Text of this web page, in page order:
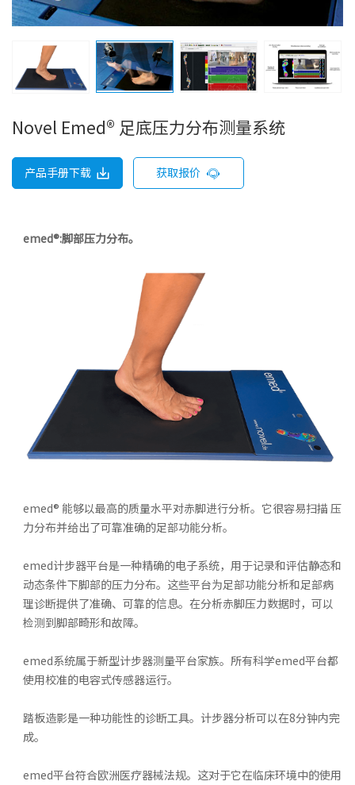
Novel Emed® 足底压力分布测量系统
产品手册下载 获取报价
emed®:脚部压力分布。
emed® 能够以最高的质量水平对赤脚进行分析。它很容易扫描 压
力分布并给出了可靠准确的足部功能分析。
emed计步器平台是一种精确的电子系统，用于记录和评估静态和
动态条件下脚部的压力分布。这些平台为足部功能分析和足部病
理诊断提供了准确、可靠的信息。在分析赤脚压力数据时，可以
检测到脚部畸形和故障。
emed系统属于新型计步器测量平台家族。所有科学emed平台都
使用校准的电容式传感器运行。
踏板造影是一种功能性的诊断工具。计步器分析可以在8分钟内完
成。
emed平台符合欧洲医疗器械法规。这对于它在临床环境中的使用